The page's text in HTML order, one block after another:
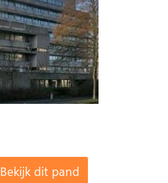
Bekijk dit pand